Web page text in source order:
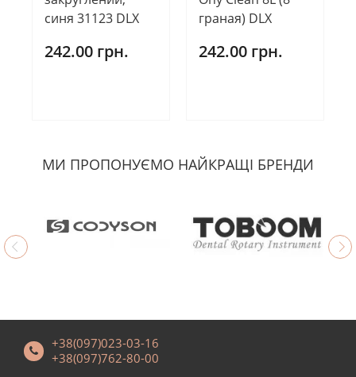
синя 31123 DLX
242.00 грн.
граная) DLX
242.00 грн.
МИ ПРОПОНУЄМО НАЙКРАЩІ БРЕНДИ
+38(097)023-03-16
+38(097)762-80-00